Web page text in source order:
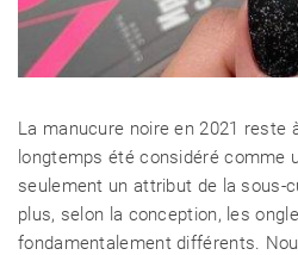
La manucure noire en 2021 reste
longtemps été considéré comme
seulement un attribut de la sous-
plus, selon la conception, les
fondamentalement différents.